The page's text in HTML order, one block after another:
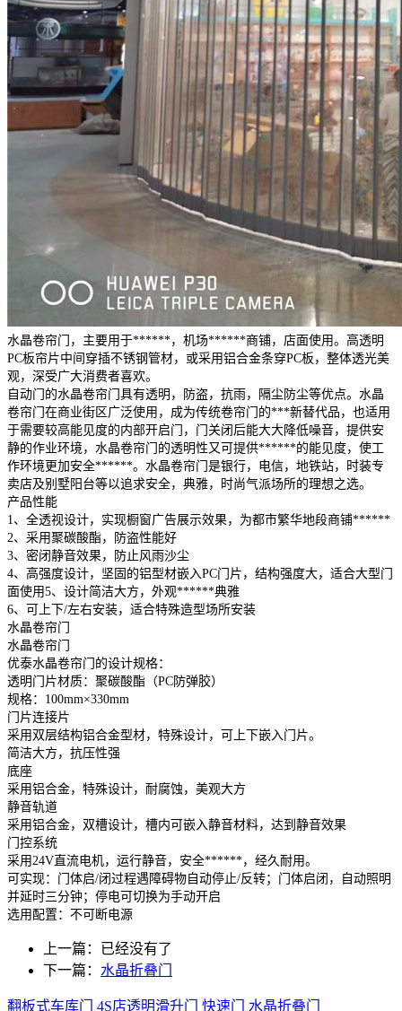
水晶卷帘门，主要用于******，机场******商铺，店面使用。高透明
PC板帘片中间穿插不锈钢管材，或采用铝合金条穿PC板，整体透光美
观，深受广大消费者喜欢。
自动门的水晶卷帘门具有透明，防盗，抗雨，隔尘防尘等优点。水晶
卷帘门在商业街区广泛使用，成为传统卷帘门的***新替代品，也适用
于需要较高能见度的内部开启门，门关闭后能大大降低噪音，提供安
静的作业环境，水晶卷帘门的透明性又可提供******的能见度，使工
作环境更加安全******。水晶卷帘门是银行，电信，地铁站，时装专
卖店及别墅阳台等以追求安全，典雅，时尚气派场所的理想之选。
产品性能
1、全透视设计，实现橱窗广告展示效果，为都市繁华地段商铺******
2、采用聚碳酸酯，防盗性能好
3、密闭静音效果，防止风雨沙尘
4、高强度设计，坚固的铝型材嵌入PC门片，结构强度大，适合大型门
面使用5、设计简洁大方，外观******典雅
6、可上下/左右安装，适合特殊造型场所安装
水晶卷帘门
水晶卷帘门
优泰水晶卷帘门的设计规格：
透明门片材质：聚碳酸酯（PC防弹胶）
规格：100mm×330mm
门片连接片
采用双层结构铝合金型材，特殊设计，可上下嵌入门片。
简洁大方，抗压性强
底座
采用铝合金，特殊设计，耐腐蚀，美观大方
静音轨道
采用铝合金，双槽设计，槽内可嵌入静音材料，达到静音效果
门控系统
采用24V直流电机，运行静音，安全******，经久耐用。
可实现：门体启/闭过程遇障碍物自动停止/反转；门体启闭，自动照明
并延时三分钟；停电可切换为手动开启
选用配置：不可断电源
上一篇：已经没有了
下一篇： 水晶折叠门
翻板式车库门 4S店透明滑升门 快速门 水晶折叠门